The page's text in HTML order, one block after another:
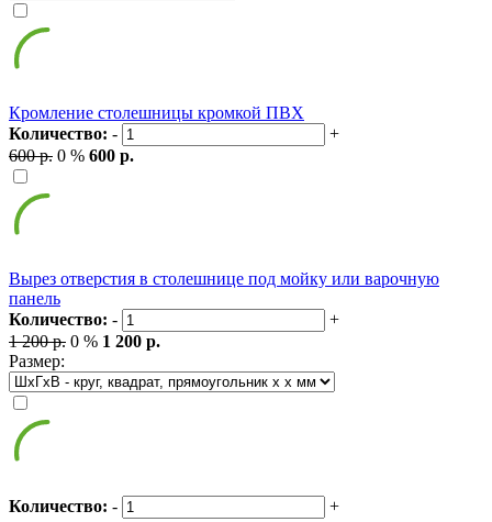
Кромление столешницы кромкой ПВХ
Количество: -
+
600 р. 0 % 600 р.
Вырез отверстия в столешнице под мойку или варочную
панель
Количество: -
+
1 200 р. 0 % 1 200 р.
Размер:
Количество: -
+